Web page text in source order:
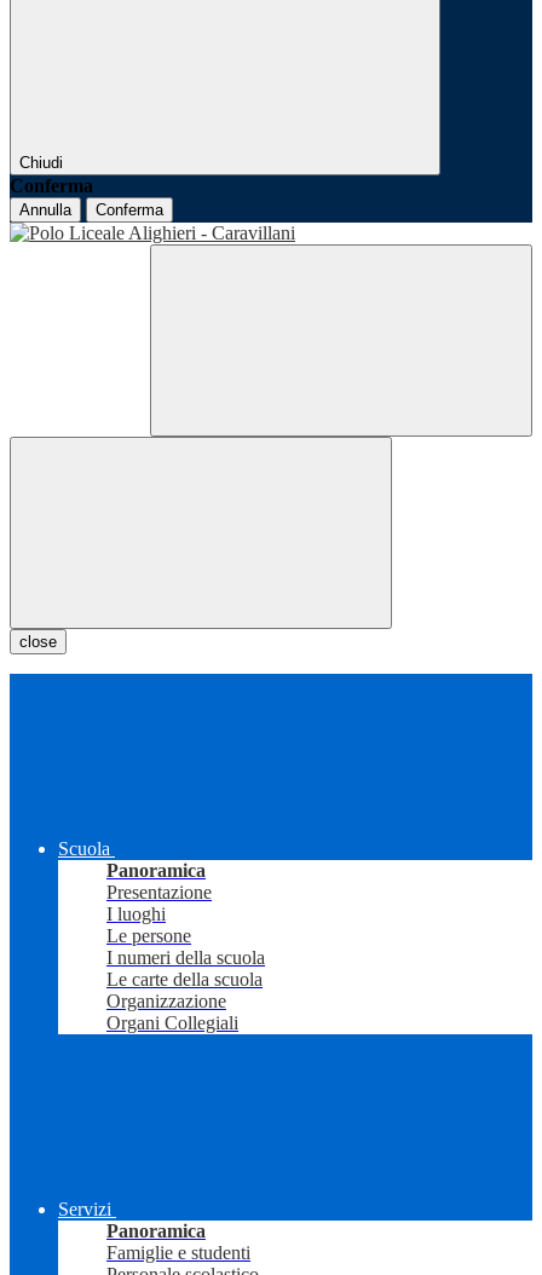
Chiudi
Conferma
Annulla Conferma
close
Scuola
Panoramica
Presentazione
I luoghi
Le persone
I numeri della scuola
Le carte della scuola
Organizzazione
Organi Collegiali
Servizi
Panoramica
Famiglie e studenti